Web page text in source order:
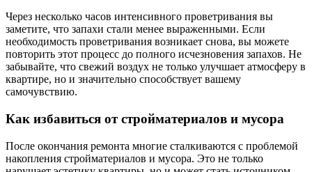
Через несколько часов интенсивного проветривания вы
заметите, что запахи стали менее выраженными. Если
необходимость проветривания возникает снова, вы можете
повторить этот процесс до полного исчезновения запахов. Не
забывайте, что свежий воздух не только улучшает атмосферу в
квартире, но и значительно способствует вашему
самочувствию.
Как избавиться от стройматериалов и мусора
После окончания ремонта многие сталкиваются с проблемой
накопления стройматериалов и мусора. Это не только